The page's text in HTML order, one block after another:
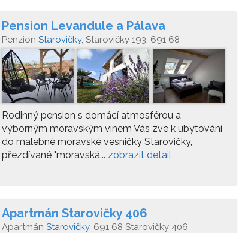
Pension Levandule a Pálava
Penzion Starovičky, Starovičky 193, 691 68
Rodinný pension s domácí atmosférou a
výborným moravským vínem Vás zve k ubytování
do malebné moravské vesničky Starovičky,
přezdívané "moravská... zobrazit detail
Apartmán Starovičky 406
Apartmán Starovičky, 691 68 Starovičky 406